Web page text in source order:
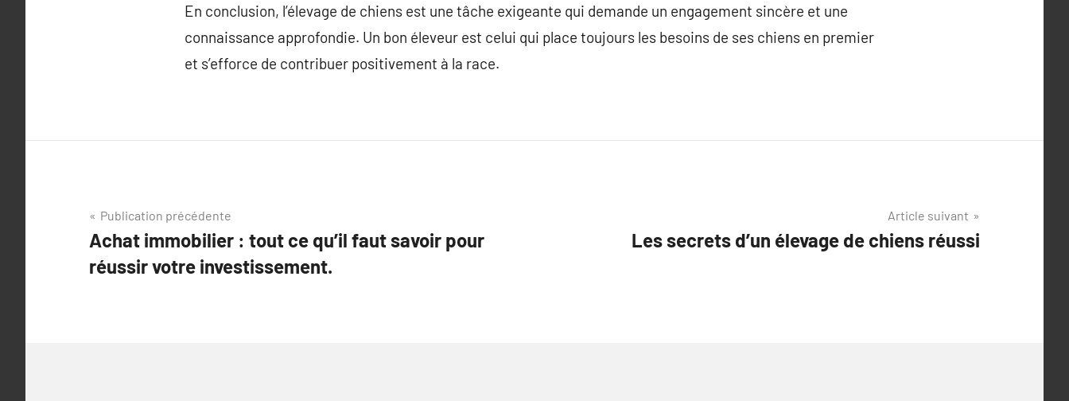
En conclusion, l’élevage de chiens est une tâche exigeante qui demande un engagement sincère et une
connaissance approfondie. Un bon éleveur est celui qui place toujours les besoins de ses chiens en premier
et s’efforce de contribuer positivement à la race.
Navigation
de
l’article
Publication précédente
Achat immobilier : tout ce qu’il faut savoir pour
réussir votre investissement.
Article suivant
Les secrets d’un élevage de chiens réussi